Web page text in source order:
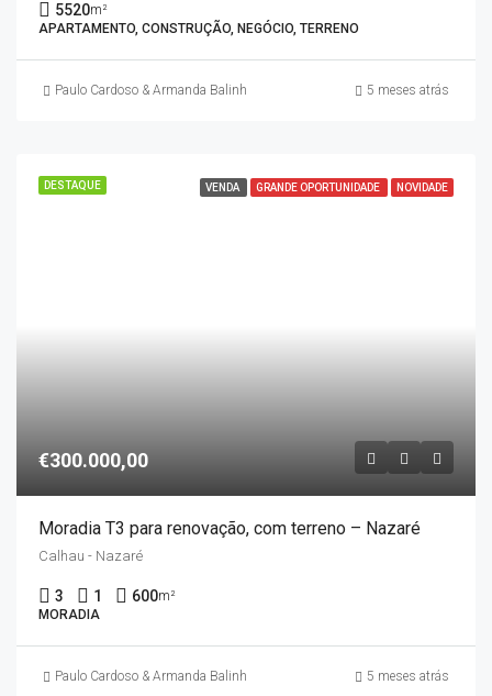
5520m²
APARTAMENTO, CONSTRUÇÃO, NEGÓCIO, TERRENO
Paulo Cardoso & Armanda Balinha 5 meses atrás
DESTAQUE VENDA GRANDE OPORTUNIDADE NOVIDADE
€300.000,00
Moradia T3 para renovação, com terreno – Nazaré
Calhau - Nazaré
3 1 600m²
MORADIA
Paulo Cardoso & Armanda Balinha 5 meses atrás